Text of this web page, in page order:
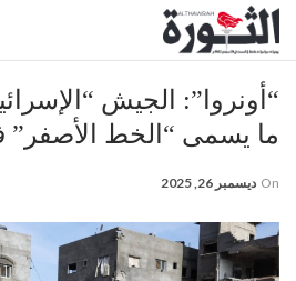
“أونروا”: الجيش
ما يسمى “الخط
On ديسمبر 26, 2025